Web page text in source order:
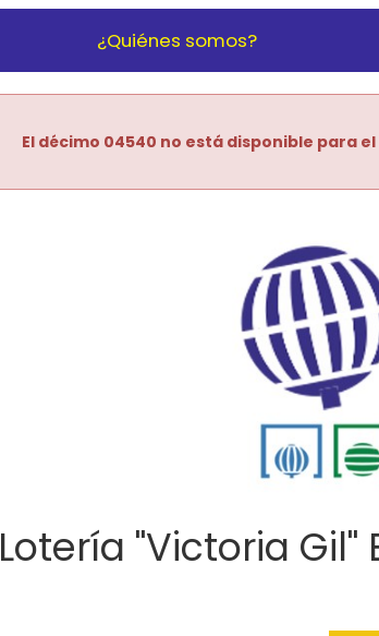
¿Quiénes somos?
El décimo 04540 no está disponible para
Lotería "Victoria Gil"